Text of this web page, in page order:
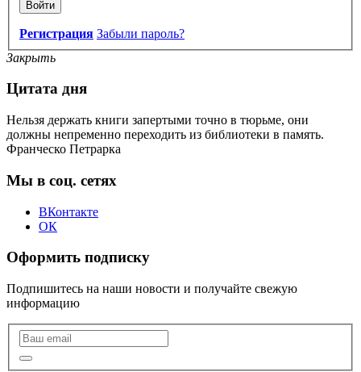
Войти
Регистрация Забыли пароль?
Закрыть
Цитата дня
Нельзя держать книги запертыми точно в тюрьме, они
должны непременно переходить из библиотеки в память.
Франческо Петрарка
Мы в соц. сетях
ВКонтакте
ОК
Оформить подписку
Подпишитесь на наши новости и получайте свежую
информацию